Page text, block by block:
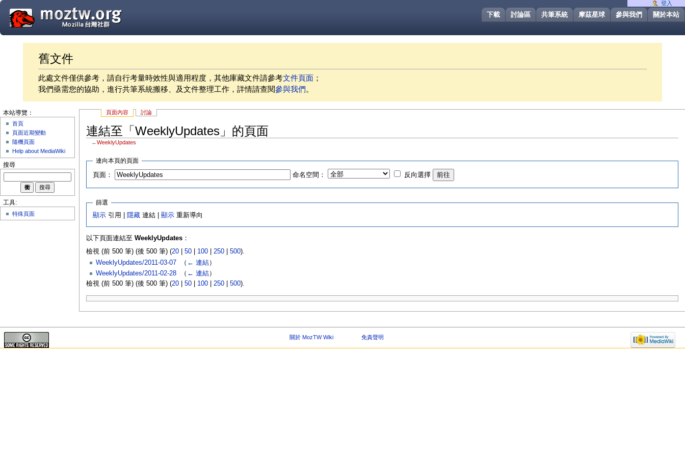
關於本站
參與我們
摩茲星球
共筆系統
討論區
下載
舊文件
此處文件僅供參考，請自行考量時效性與適用程度，其他庫藏文件請參考文件頁面 ；
我們亟需您的協助，進行共筆系統搬移、及文件整理工作，詳情請查閱參與我們。
頁面內容 討論
連結至「WeeklyUpdates」的頁面
←WeeklyUpdates
連向本頁的頁面
頁面： 命名空間： 反向選擇
篩選
顯示 引用 | 隱藏 連結 |顯示 重新導向
以下頁面連結至 WeeklyUpdates：
檢視 (前 500 筆) (後 500 筆) (20| 50| 100| 250| 500).
WeeklyUpdates/2011-03-07‎ （ ← 連結）
WeeklyUpdates/2011-02-28‎ （ ← 連結）
檢視 (前 500 筆) (後 500 筆) (20| 50| 100| 250| 500).
登入
本站導覽：
首頁
頁面近期變動
隨機頁面
Help about MediaWiki
搜尋
工具:
特殊頁面
關於 MozTW Wiki 免責聲明